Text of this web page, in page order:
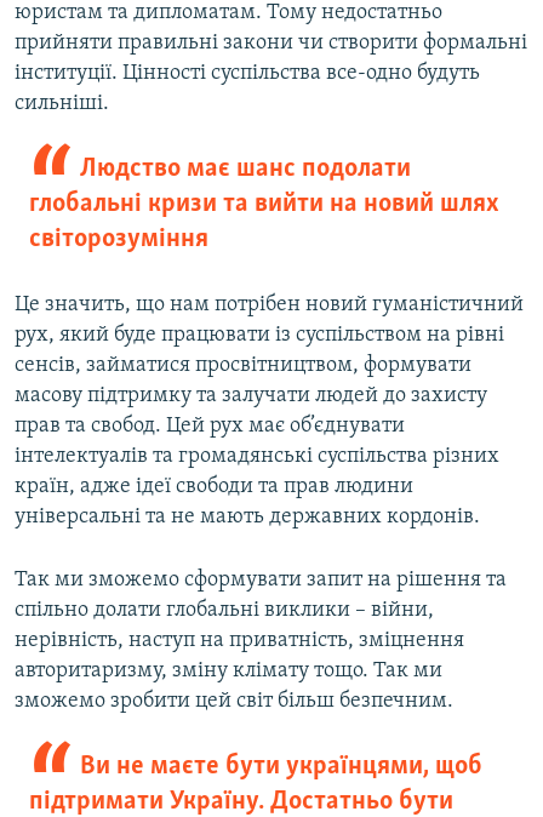
юристам та дипломатам. Тому недостатньо
прийняти правильні закони чи створити формальні
інституції. Цінності суспільства все-одно будуть
сильніші.
Людство має шанс подолати
глобальні кризи та вийти на новий шлях
світорозуміння
Це значить, що нам потрібен новий гуманістичний
рух, який буде працювати із суспільством на рівні
сенсів, займатися просвітництвом, формувати
масову підтримку та залучати людей до захисту
прав та свобод. Цей рух має об’єднувати
інтелектуалів та громадянські суспільства різних
країн, адже ідеї свободи та прав людини
універсальні та не мають державних кордонів.
Так ми зможемо сформувати запит на рішення та
спільно долати глобальні виклики – війни,
нерівність, наступ на приватність, зміцнення
авторитаризму, зміну клімату тощо. Так ми
зможемо зробити цей світ більш безпечним.
Ви не маєте бути українцями, щоб
підтримати Україну. Достатньо бути